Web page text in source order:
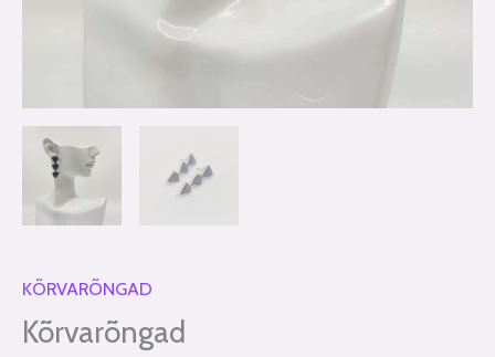
KÕRVARÕNGAD
Kõrvarõngad